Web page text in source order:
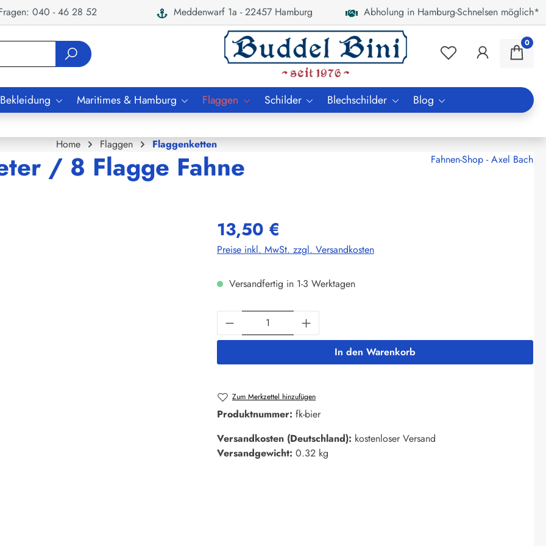
040 - 46 28 52 Meddenwarf 1a - 22457 Hamburg Abholung in Hamburg-Schnelsen möglich*
0
Maritimes & Hamburg Flaggen Schilder Blechschilder Blog
Home Flaggen Flaggenketten
/ 8 Flagge Fahne Fahnen-Shop - Axel Bach
13,50 €
Preise inkl. MwSt. zzgl. Versandkosten
Versandfertig in 1-3 Werktagen
Produkt Anzahl: Gib den gewünschten Wert ein
In den Warenkorb
Zum Merkzettel hinzufügen
Produktnummer: fk-bier
Versandkosten (Deutschland): kostenloser Versand
Versandgewicht: 0.32 kg